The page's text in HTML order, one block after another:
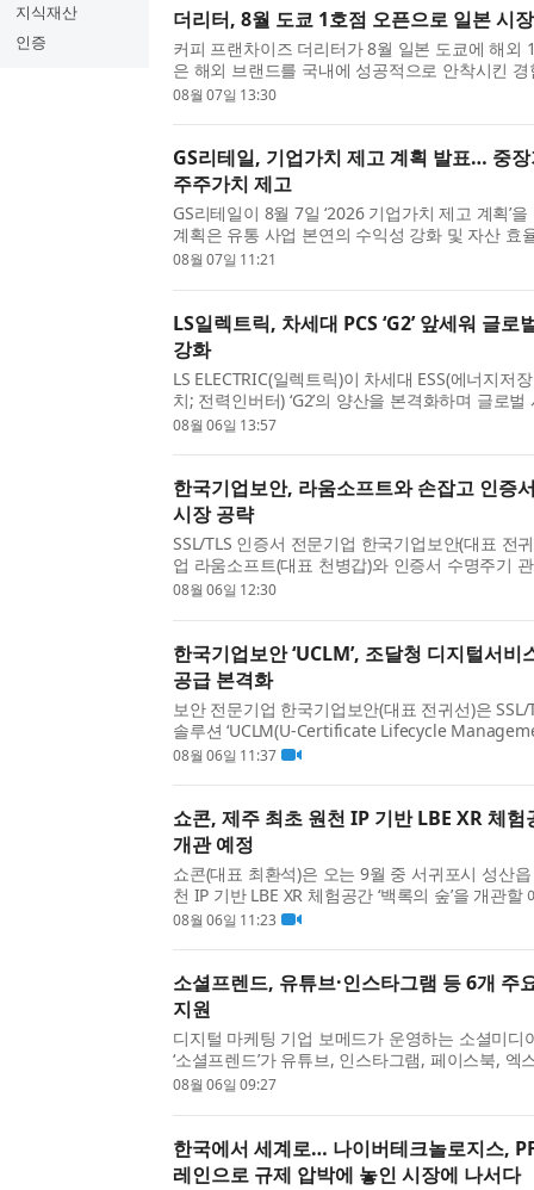
지식재산
인증
더리터, 8월 도쿄 1호점 오픈으로 일본 시
커피 프랜차이즈 더리터가 8월 일본 도쿄에 해외
은 해외 브랜드를 국내에 성공적으로 안착시킨
내 확장을 이끈 실행력을 갖춘 임원진이 직접 주
08월 07일 13:30
GS리테일, 기업가치 제고 계획 발표… 중
주주가치 제고
GS리테일이 8월 7일 ‘2026 기업가치 제고 계획’
계획은 유통 사업 본연의 수익성 강화 및 자산 효
삼아 기업의 본질적인 가치를 제고하고 주주환원
08월 07일 11:21
LS일렉트릭, 차세대 PCS ‘G2’ 앞세워 글로
강화
LS ELECTRIC(일렉트릭)이 차세대 ESS(에너지저
치; 전력인버터) ‘G2’의 양산을 본격화하며 글로
다. LS일렉트릭은 지난 5일 충남 천안사업장 DC
08월 06일 13:57
한국기업보안, 라움소프트와 손잡고 인증
시장 공략
SSL/TLS 인증서 전문기업 한국기업보안(대표 전
업 라움소프트(대표 천병갑)와 인증서 수명주기
‘UCLM’의 일본 시장 진출을 위한 전략적 업무협
08월 06일 12:30
한국기업보안 ‘UCLM’, 조달청 디지털서
공급 본격화
보안 전문기업 한국기업보안(대표 전귀선)은
솔루션 ‘UCLM(U-Certificate Lifecycle
비스몰에 공식 등록됐다고 밝혔다. 이번 등록으
08월 06일 11:37
쇼콘, 제주 최초 원천 IP 기반 LBE XR 체험
개관 예정
쇼콘(대표 최환석)은 오는 9월 중 서귀포시 성산
천 IP 기반 LBE XR 체험공간 ‘백록의 숲’을 개관할
록의 숲’은 관람객이 전시를 바라보는 데 머무르
08월 06일 11:23
소셜프렌드, 유튜브·인스타그램 등 6개 주
지원
디지털 마케팅 기업 보메드가 운영하는 소셜미디
‘소셜프렌드’가 유튜브, 인스타그램, 페이스북, 엑
개 주요 소셜미디어의 마케팅 서비스를 한곳에서
08월 06일 09:27
한국에서 세계로… 나이버테크놀로지스,
레인으로 규제 압박에 놓인 시장에 나서다